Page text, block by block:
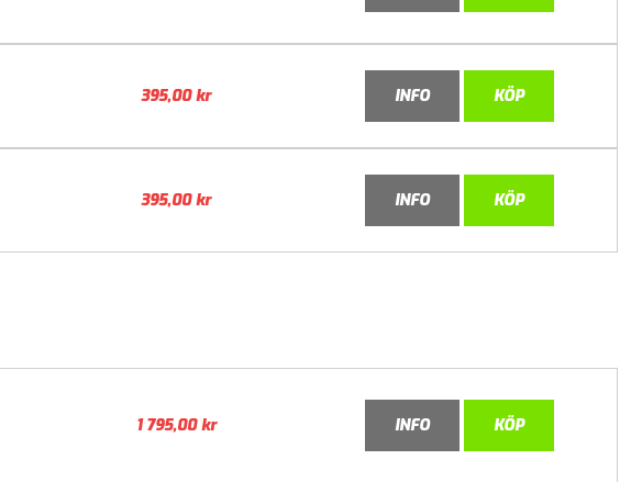
395,00kr INFO KÖP
395,00kr INFO KÖP
1 795,00kr INFO KÖP